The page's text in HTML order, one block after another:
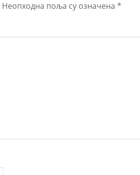
Неопходна поља су означена *